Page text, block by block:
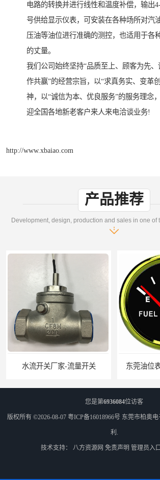
电路的转换并进行线性和温度补偿，输出
号供给显示仪表，可安装在各种场所对汽
压油等油位进行准确的测控，也适用于各
的丈量。
我们公司始终坚持“品质至上、顾客为先
作共赢”的经营宗旨，以“求真务实、变革
神，以“诚信为本、优良服务”的服务理念
迎全国各地新老客户来人来电洽谈业务!
http://www.xbaiao.com
产品推荐
水流开关厂家-流量开关 东莞油位表-
您是第6936084位访客
版权所有 ©2026-08-07 粤ICP备16018966号 东莞市柏奥电
利.
技术支持： 八方资源网 免责声明 管理员入口